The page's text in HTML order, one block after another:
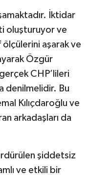
İktidar
oluşturuyor ve
aşarak ve
Özgür
CHP’lileri
denilmelidir. Bu
Kılıçdaroğlu ve
arkadaşları da
şiddetsiz
ve etkili bir